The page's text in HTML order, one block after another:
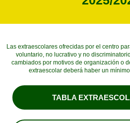
Las extraescolares ofrecidas por el centro
voluntario, no lucrativo y no
cambiados por motivos de organización o
extraescolar deberá haber un
TABLA